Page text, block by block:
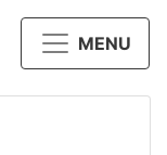
MENU